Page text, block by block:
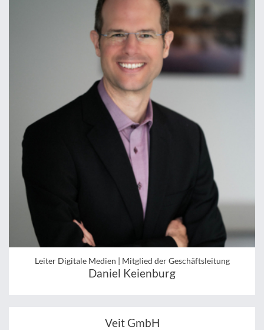
Leiter Digitale Medien | Mitglied der Geschäftsleitung
Daniel Keienburg
Veit GmbH